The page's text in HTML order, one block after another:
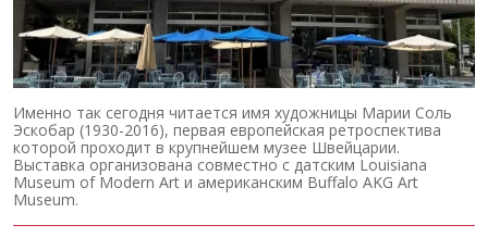
Именно так сегодня читается имя художницы Марии Соль
Эскобар (1930-2016), первая европейская ретроспектива
которой проходит в крупнейшем музее Швейцарии.
Выставка организована совместно с датским Louisiana
Museum of Modern Art и американским Buffalo AKG Art
Museum.